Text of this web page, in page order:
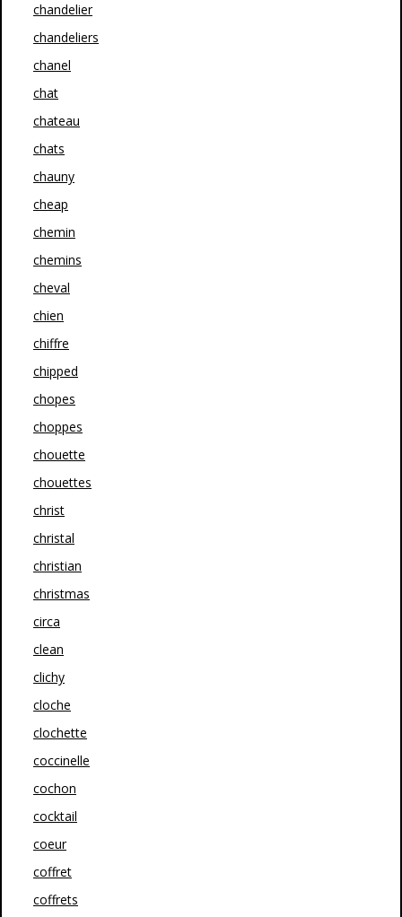
chandelier
chandeliers
chanel
chat
chateau
chats
chauny
cheap
chemin
chemins
cheval
chien
chiffre
chipped
chopes
choppes
chouette
chouettes
christ
christal
christian
christmas
circa
clean
clichy
cloche
clochette
coccinelle
cochon
cocktail
coeur
coffret
coffrets